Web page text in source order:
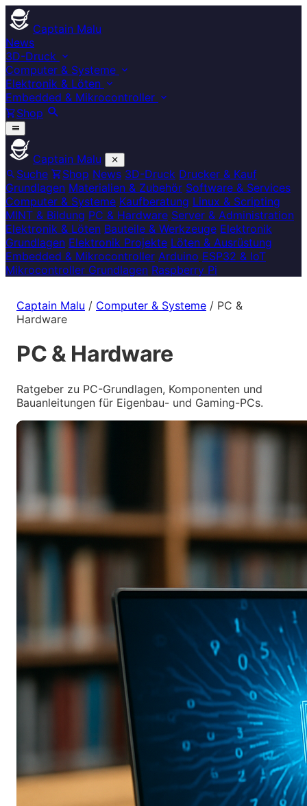
Captain Malu
News
3D-Druck
Computer & Systeme
Elektronik & Löten
Embedded & Mikrocontroller
Shop
Captain Malu
Suche
Shop News 3D-Druck Drucker & Kauf
Grundlagen Materialien & Zubehör Software & Services
Computer & Systeme Kaufberatung Linux & Scripting
MINT & Bildung PC & Hardware Server & Administration
Elektronik & Löten Bauteile & Werkzeuge Elektronik
Grundlagen Elektronik Projekte Löten & Ausrüstung
Embedded & Mikrocontroller Arduino ESP32 & IoT
Mikrocontroller Grundlagen Raspberry Pi
Captain Malu / Computer & Systeme / PC &
Hardware
PC & Hardware
Ratgeber zu PC-Grundlagen, Komponenten und
Bauanleitungen für Eigenbau- und Gaming-PCs.